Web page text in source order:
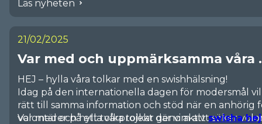
Läs nyheten
21/02/2025
Var med och uppmärksamma våra
HEJ – hylla våra tolkar med en swishhälsning!
Idag på den internationella dagen för modersmål
rätt till samma information och stöd när en anhörig
volontärer på ett tolkprojekt där vi aktivt söker
Var med och hylla våra tolkar genom attswisha hej